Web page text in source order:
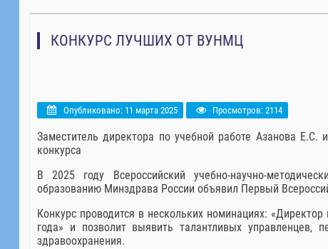
КОНКУРС ЛУЧШИХ ОТ ВУНМЦ
Опубликовано: 11 марта 2025 Просмотров: 2114
Заместитель директора по учебной работе Азанова
конкурса
В 2025 году Всероссийский учебно-научно-
образованию Минздрава России объявил Первый
Конкурс проводится в нескольких номинациях:
года» и позволит выявить талантливых управленцев,
здравоохранения.